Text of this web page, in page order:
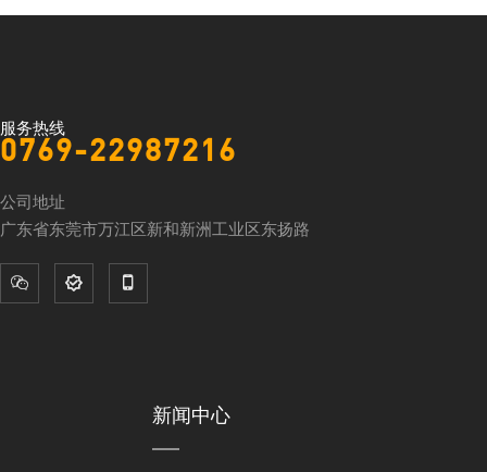
服务热线
0769-22987216
公司地址
广东省东莞市万江区新和新洲工业区东扬路
  
新闻中心